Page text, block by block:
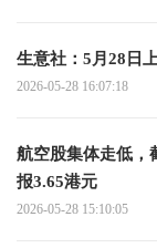
生意社：5月28日
2026-05-28 16:07:18
航空股集体走低，
报3.65港元
2026-05-28 15:10:05